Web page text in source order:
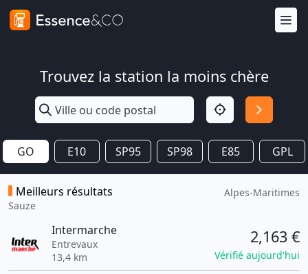
Trouvez la station la moins chère
GO E10 SP95 SP98 E85 GPL
Meilleurs résultats
Sauze
Alpes-Maritimes
Intermarche
Entrevaux
13,4 km
2,163 €
Vérifié aujourd'hui